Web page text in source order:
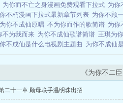
为你而不亡之身漫画免费观看下拉式 为你
不朽漫画下拉式最新章节列表 为你不顾
你不成仙原唱 不为你而作的歌简谱 为你
不为我而来 为你不成仙歌谱简谱 王琪为
不成仙是什么电视剧主题曲 为你不成仙
《为你不二
二十一章 顾母联手温明珠出招